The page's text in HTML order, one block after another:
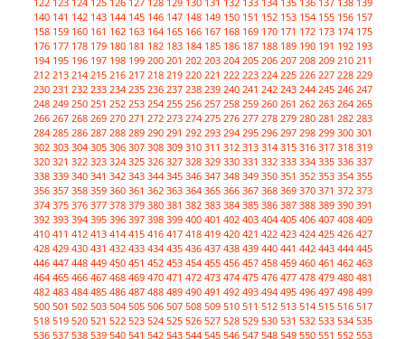
140 141 142 143 144 145 146 147 148 149 150 151 152 153 154 155 156 157
158 159 160 161 162 163 164 165 166 167 168 169 170 171 172 173 174 175
176 177 178 179 180 181 182 183 184 185 186 187 188 189 190 191 192 193
194 195 196 197 198 199 200 201 202 203 204 205 206 207 208 209 210 211
212 213 214 215 216 217 218 219 220 221 222 223 224 225 226 227 228 229
230 231 232 233 234 235 236 237 238 239 240 241 242 243 244 245 246 247
248 249 250 251 252 253 254 255 256 257 258 259 260 261 262 263 264 265
266 267 268 269 270 271 272 273 274 275 276 277 278 279 280 281 282 283
284 285 286 287 288 289 290 291 292 293 294 295 296 297 298 299 300 301
302 303 304 305 306 307 308 309 310 311 312 313 314 315 316 317 318 319
320 321 322 323 324 325 326 327 328 329 330 331 332 333 334 335 336 337
338 339 340 341 342 343 344 345 346 347 348 349 350 351 352 353 354 355
356 357 358 359 360 361 362 363 364 365 366 367 368 369 370 371 372 373
374 375 376 377 378 379 380 381 382 383 384 385 386 387 388 389 390 391
392 393 394 395 396 397 398 399 400 401 402 403 404 405 406 407 408 409
410 411 412 413 414 415 416 417 418 419 420 421 422 423 424 425 426 427
428 429 430 431 432 433 434 435 436 437 438 439 440 441 442 443 444 445
446 447 448 449 450 451 452 453 454 455 456 457 458 459 460 461 462 463
464 465 466 467 468 469 470 471 472 473 474 475 476 477 478 479 480 481
482 483 484 485 486 487 488 489 490 491 492 493 494 495 496 497 498 499
500 501 502 503 504 505 506 507 508 509 510 511 512 513 514 515 516 517
518 519 520 521 522 523 524 525 526 527 528 529 530 531 532 533 534 535
536 537 538 539 540 541 542 543 544 545 546 547 548 549 550 551 552 553